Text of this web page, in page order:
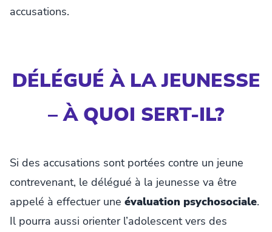
accusations.
DÉLÉGUÉ À LA JEUNESSE
– À QUOI SERT-IL?
Si des accusations sont portées contre un jeune
contrevenant, le délégué à la jeunesse va être
appelé à effectuer une évaluation psychosociale.
Il pourra aussi orienter l’adolescent vers des